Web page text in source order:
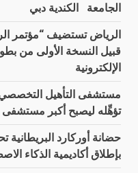
الجامعة الكندية دبي
قبيل النسخة الأولى من
الإلكترونية
مستشفى التأهيل
تؤهِّله ليصبح أكبر مستشفى
بإطلاق أكاديمية الذكاء